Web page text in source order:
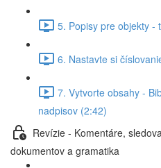
5. Popisy pre objekty -
6. Nastavte si
7. Vytvorte obsahy -
nadpisov (2:42)
Revízie - Komentáre,
dokumentov a gramatika